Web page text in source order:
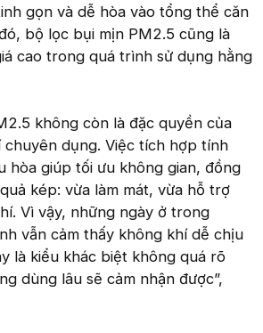
gọn và dễ hòa vào tổng thể căn
bộ lọc bụi mịn PM2.5 cũng là
cao trong quá trình sử dụng hằng
không còn là đặc quyền của
chuyên dụng. Việc tích hợp tính
hòa giúp tối ưu không gian, đồng
kép: vừa làm mát, vừa hỗ trợ
Vì vậy, những ngày ở trong
vẫn cảm thấy không khí dễ chịu
là kiểu khác biệt không quá rõ
dùng lâu sẽ cảm nhận được”,